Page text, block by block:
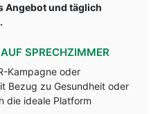
Angebot und täglich
SPRECHZIMMER
Kampagne oder
Bezug zu Gesundheit oder
die ideale Platform